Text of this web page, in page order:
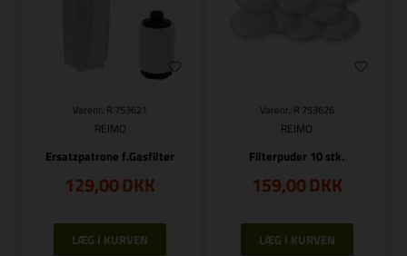
Varenr.: R 753621
REIMO
Ersatzpatrone f.Gasfilter
129,00DKK
Varenr.: R 753626
REIMO
Filterpuder 10 stk.
159,00DKK